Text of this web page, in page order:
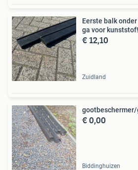
Eerste balk
ga voor kunststof!
€ 12,10
Zuidland
€ 0,00
Biddinghuizen